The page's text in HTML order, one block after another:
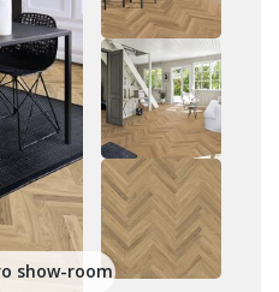
show-room